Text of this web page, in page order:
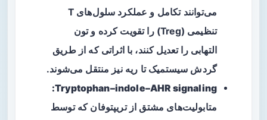
می‌توانند تکامل و عملکرد سلول‌های T
تنظیمی (Treg) را تقویت کرده و تون
التهابی را تعدیل کنند، با اثراتی که از طریق
گردش سیستمیک تا ریه نیز منتقل می‌شوند.
Tryptophan–indole–AHR signaling:
متابولیت‌های مشتق از تریپتوفان که توسط